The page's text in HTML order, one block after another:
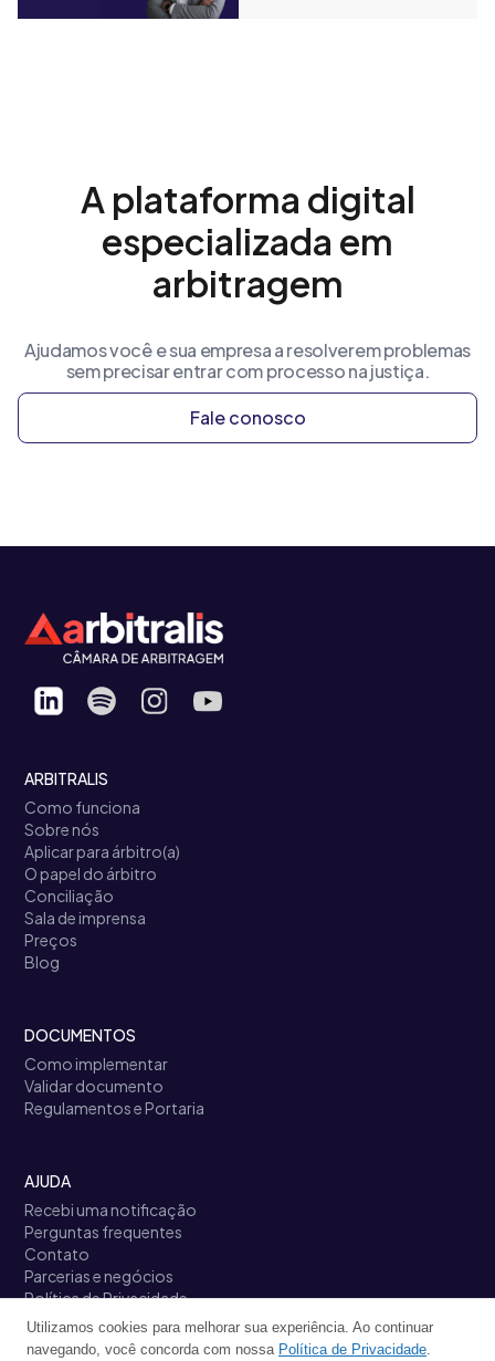
A plataforma digital
especializada em
arbitragem
Ajudamos você e sua empresa a resolverem problemas
sem precisar entrar com processo na justiça.
Fale conosco
ARBITRALIS
Como funciona
Sobre nós
Aplicar para árbitro(a)
O papel do árbitro
Conciliação
Sala de imprensa
Preços
Blog
DOCUMENTOS
Como implementar
Validar documento
Regulamentos e Portaria
AJUDA
Recebi uma notificação
Perguntas frequentes
Contato
Parcerias e negócios
Política de Privacidade
Termos de Uso
Links úteis
Utilizamos cookies para melhorar sua experiência. Ao continuar
navegando, você concorda com nossa Política de Privacidade.